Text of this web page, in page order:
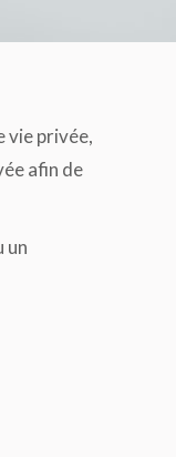
vie privée,
afin de
un